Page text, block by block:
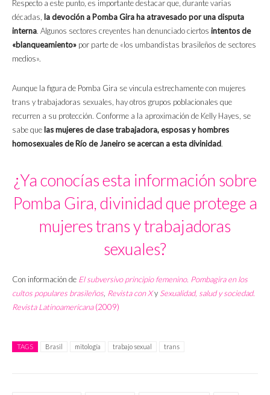
Respecto a este punto, es importante destacar que, durante varias
décadas, la devoción a Pomba Gira ha atravesado por una disputa
interna. Algunos sectores creyentes han denunciado ciertos intentos de
«blanqueamiento» por parte de «los umbandistas brasileños de sectores
medios».
Aunque la figura de Pomba Gira se vincula estrechamente con mujeres
trans y trabajadoras sexuales, hay otros grupos poblacionales que
recurren a su protección. Conforme a la aproximación de Kelly Hayes, se
sabe quelas mujeres de clase trabajadora, esposas y hombres
homosexuales de Río de Janeiro se acercan a esta divinidad.
¿Ya conocías esta información sobre
Pomba Gira, divinidad que protege a
mujeres trans y trabajadoras
sexuales?
Con información de El subversivo principio femenino. Pombagira en los
cultos populares brasileños Revista con Xy Sexualidad, salud y sociedad.
Revista Latinoamericana(2009)
TAGS Brasil mitología trabajo sexual trans